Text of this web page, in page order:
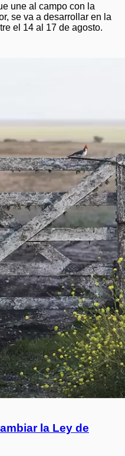
une al campo con la
se va a desarrollar en la
el 14 al 17 de agosto.
la Ley de